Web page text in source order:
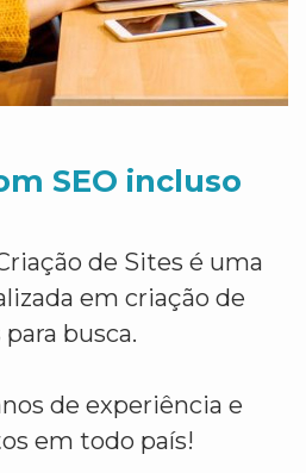
SEO incluso
de Sites é uma
em criação de
busca.
de experiência e
em todo país!